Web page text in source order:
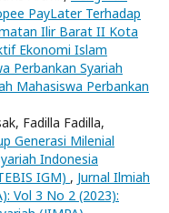
PayLater Terhadap
Ilir Barat II Kota
Ekonomi Islam
Perbankan Syariah
Mahasiswa Perbankan
Fadilla Fadilla,
Generasi Milenial
Indonesia
IGM) , Jurnal Ilmiah
Vol 3 No 2 (2023):